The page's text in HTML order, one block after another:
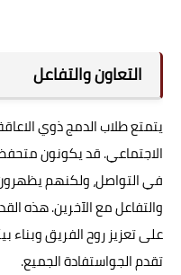
التعاون والتفاعل
يتمتع طلاب الدمج ذوي
الاجتماعي. قد يكونون
في التواصل، ولكنهم يظهرون
والتفاعل مع الآخرين. هذه
على تعزيز روح الفريق
تقدم الجواستفادة الجميع.